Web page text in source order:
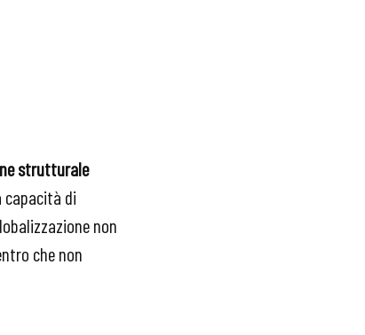
strutturale
capacità di
non
che non